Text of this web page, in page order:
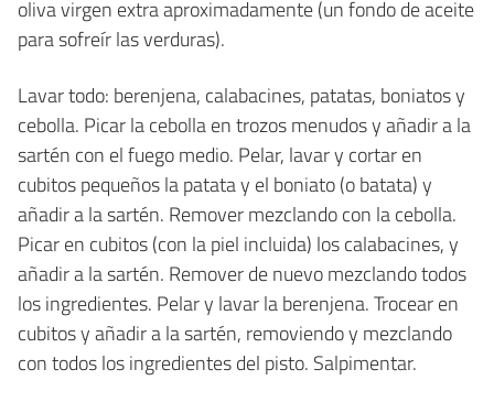
oliva virgen extra aproximadamente (un fondo de aceite
para sofreír las verduras).
Lavar todo: berenjena, calabacines, patatas, boniatos y
cebolla. Picar la cebolla en trozos menudos y añadir a la
sartén con el fuego medio. Pelar, lavar y cortar en
cubitos pequeños la patata y el boniato (o batata) y
añadir a la sartén. Remover mezclando con la cebolla.
Picar en cubitos (con la piel incluida) los calabacines, y
añadir a la sartén. Remover de nuevo mezclando todos
los ingredientes. Pelar y lavar la berenjena. Trocear en
cubitos y añadir a la sartén, removiendo y mezclando
con todos los ingredientes del pisto. Salpimentar.